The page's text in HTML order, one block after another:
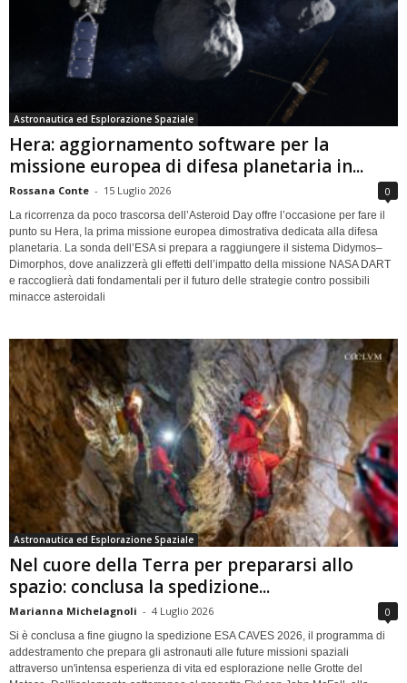
Astronautica ed Esplorazione Spaziale
Hera: aggiornamento software per la
missione europea di difesa planetaria in...
Rossana Conte - 15 Luglio 2026 0
La ricorrenza da poco trascorsa dell’Asteroid Day offre l’occasione per fare il
punto su Hera, la prima missione europea dimostrativa dedicata alla difesa
planetaria. La sonda dell’ESA si prepara a raggiungere il sistema Didymos–
Dimorphos, dove analizzerà gli effetti dell’impatto della missione NASA DART
e raccoglierà dati fondamentali per il futuro delle strategie contro possibili
minacce asteroidali
Astronautica ed Esplorazione Spaziale
Nel cuore della Terra per prepararsi allo
spazio: conclusa la spedizione...
Marianna Michelagnoli - 4 Luglio 2026 0
Si è conclusa a fine giugno la spedizione ESA CAVES 2026, il programma di
addestramento che prepara gli astronauti alle future missioni spaziali
attraverso un'intensa esperienza di vita ed esplorazione nelle Grotte del